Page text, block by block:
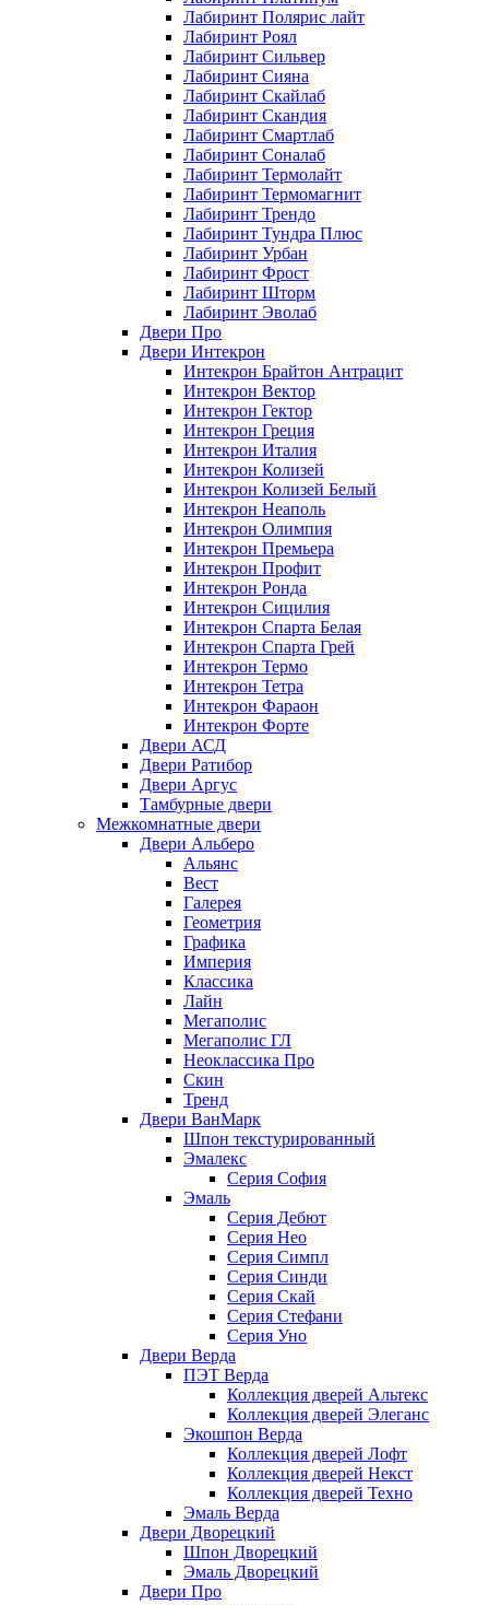
Лабиринт Полярис лайт
Лабиринт Роял
Лабиринт Сильвер
Лабиринт Сияна
Лабиринт Скайлаб
Лабиринт Скандия
Лабиринт Смартлаб
Лабиринт Соналаб
Лабиринт Термолайт
Лабиринт Термомагнит
Лабиринт Трендо
Лабиринт Тундра Плюс
Лабиринт Урбан
Лабиринт Фрост
Лабиринт Шторм
Лабиринт Эволаб
Двери Про
Двери Интекрон
Интекрон Брайтон Антрацит
Интекрон Вектор
Интекрон Гектор
Интекрон Греция
Интекрон Италия
Интекрон Колизей
Интекрон Колизей Белый
Интекрон Неаполь
Интекрон Олимпия
Интекрон Премьера
Интекрон Профит
Интекрон Ронда
Интекрон Сицилия
Интекрон Спарта Белая
Интекрон Спарта Грей
Интекрон Термо
Интекрон Тетра
Интекрон Фараон
Интекрон Форте
Двери АСД
Двери Ратибор
Двери Аргус
Тамбурные двери
Межкомнатные двери
Двери Альберо
Альянс
Вест
Галерея
Геометрия
Графика
Империя
Классика
Лайн
Мегаполис
Мегаполис ГЛ
Неоклассика Про
Скин
Тренд
Двери ВанМарк
Шпон текстурированный
Эмалекс
Серия София
Эмаль
Серия Дебют
Серия Нео
Серия Симпл
Серия Синди
Серия Скай
Серия Стефани
Серия Уно
Двери Верда
ПЭТ Верда
Коллекция дверей Альтекс
Коллекция дверей Элеганс
Экошпон Верда
Коллекция дверей Лофт
Коллекция дверей Некст
Коллекция дверей Техно
Эмаль Верда
Двери Дворецкий
Шпон Дворецкий
Эмаль Дворецкий
Двери Про